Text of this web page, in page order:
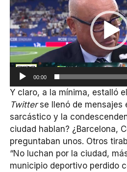
vídeo
00:00
Y claro, a la mínima, estalló
Twitterse llenó de mensajes
sarcástico y la
ciudad hablan? ¿Barcelona,
preguntaban unos. Otros
“No luchan por la ciudad,
municipio deportivo perdido